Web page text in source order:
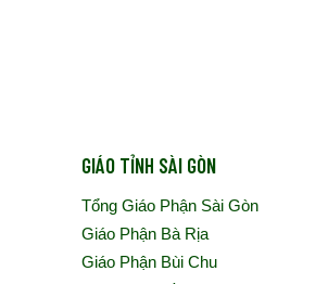
GIÁO TỈNH SÀI GÒN
Tổng Giáo Phận Sài Gòn
Giáo Phận Bà Rịa
Giáo Phận Bùi Chu